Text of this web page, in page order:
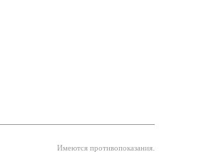
Имеются противопоказания.